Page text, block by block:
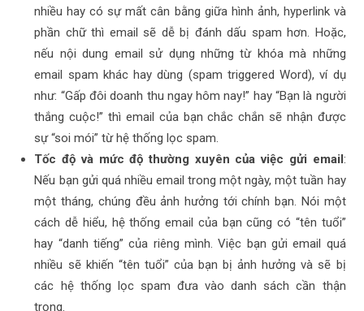
nhiều hay có sự mất cân bằng giữa hình ảnh, hyperlink và
phần chữ thì email sẽ dễ bị đánh dấu spam hơn. Hoặc,
nếu nội dung email sử dụng những từ khóa mà những
email spam khác hay dùng (spam triggered Word), ví dụ
như: “Gấp đôi doanh thu ngay hôm nay!” hay “Bạn là người
thắng cuộc!” thì email của bạn chắc chắn sẽ nhận được
sự “soi mói” từ hệ thống lọc spam.
Tốc độ và mức độ thường xuyên của việc gửi email:
Nếu bạn gửi quá nhiều email trong một ngày, một tuần hay
một tháng, chúng đều ảnh hưởng tới chính bạn. Nói một
cách dễ hiểu, hệ thống email của bạn cũng có “tên tuổi”
hay “danh tiếng” của riêng mình. Việc bạn gửi email quá
nhiều sẽ khiến “tên tuổi” của bạn bị ảnh hưởng và sẽ bị
các hệ thống lọc spam đưa vào danh sách cần thận
trọng.